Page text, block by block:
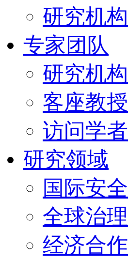
研究机构
专家团队
研究机构
客座教授
访问学者
研究领域
国际安全
全球治理
经济合作